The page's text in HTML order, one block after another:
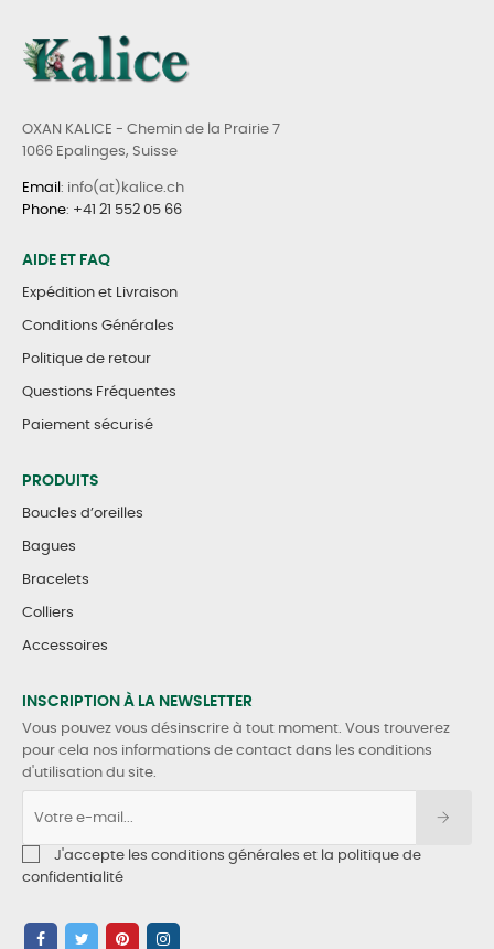
OXAN KALICE - Chemin de la Prairie 7
1066 Epalinges, Suisse
Email : info(at)kalice.ch
Phone: +41 21 552 05 66
AIDE ET FAQ
Expédition et Livraison
Conditions Générales
Politique de retour
Questions Fréquentes
Paiement sécurisé
PRODUITS
Boucles d’oreilles
Bagues
Bracelets
Colliers
Accessoires
INSCRIPTION À LA NEWSLETTER
Vous pouvez vous désinscrire à tout moment. Vous trouverez
pour cela nos informations de contact dans les conditions
d'utilisation du site.
J'accepte les conditions générales et la politique de
confidentialité